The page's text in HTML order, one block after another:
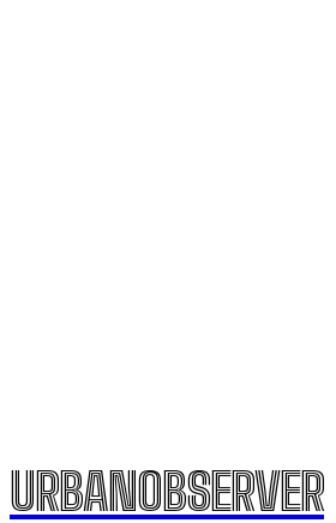
URBANOBSERVER